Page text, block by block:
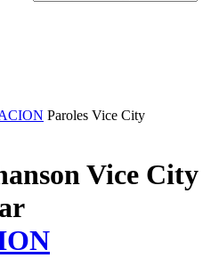
Paroles Vice City
Vice City